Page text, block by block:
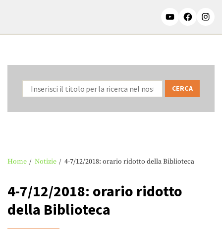
Home Notizie 4-7/12/2018: orario ridotto della Biblioteca
4-7/12/2018: orario ridotto
della Biblioteca